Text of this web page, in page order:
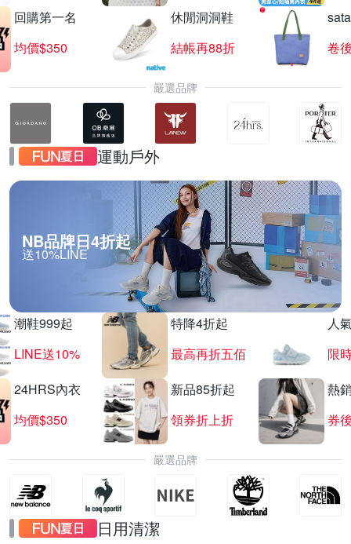
回購第一名
均價$350
休閒洞洞鞋
結帳再88折
卷
嚴選品牌
運動戶外
NB品牌日4折起
送10%LINE
潮鞋999起
LINE送10%
特降4折起
最高再折五佰
人
限
24HRS內衣
均價$350
新品85折起
領券折上折
熱
券
嚴選品牌
日用清潔